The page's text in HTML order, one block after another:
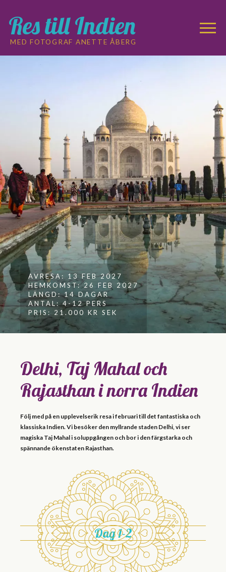
Res till Indien
MED FOTOGRAF ANETTE ÅBERG
AVRESA: 13 FEB 2027
HEMKOMST: 26 FEB 2027
LÄNGD: 14 DAGAR
ANTAL: 4-12 PERS
PRIS: 21.000 KR SEK
Delhi, Taj Mahal och
Rajasthan i norra Indien
Följ med på en upplevelserik resa i februari till det fantastiska och
klassiska Indien. Vi besöker den myllrande staden Delhi, vi ser
magiska Taj Mahal i soluppgången och bor i den färgstarka och
spännande ökenstaten Rajasthan.
Dag 1-2